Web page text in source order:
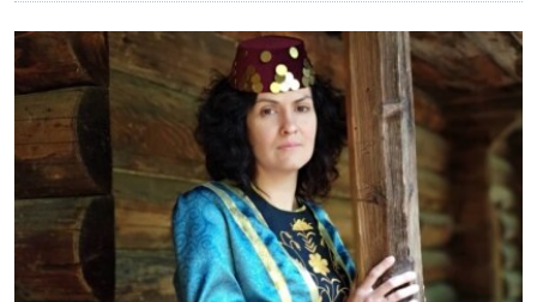
RFE/RS bütün saytları